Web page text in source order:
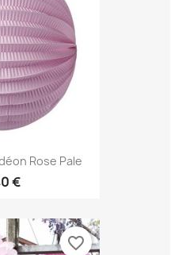
Rose Pale
€
favorite_border